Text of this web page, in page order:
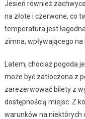
Jesień również
na złote i czerwone, co
temperatura jest
zimna, wpływającego
Latem, chociaż pogoda
może być zatłoczona z
zarezerwować bilety z
dostępnością miejsc. Z
warunków na niektórych